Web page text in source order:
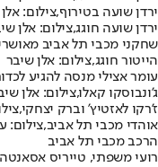
ירדן שועה בטירוף,צילום:
ירדן שועה חוגג,צילום: אלן
שחקני מכבי תל אביב
הייטור חוגג,צילום: אלן שיבר
עומר אצילי מנסה להגיע
ג’ונבוסקו קאלו,צילום: אלן
ז'רקו לאזטיץ' וברק
אוהדי מכבי תל אביב,צילום:
הרכב מכבי תל אביב
רועי משפתי, טייריס